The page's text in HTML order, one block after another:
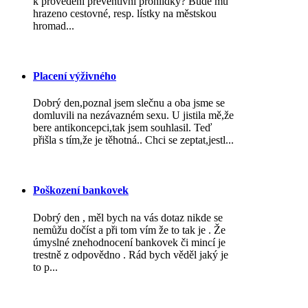
hrazeno cestovné, resp. lístky na městskou
hromad...
Placení výživného
Dobrý den,poznal jsem slečnu a oba jsme se
domluvili na nezávazném sexu. U jistila mě,že
bere antikoncepci,tak jsem souhlasil. Teď
přišla s tím,že je těhotná.. Chci se zeptat,jestl...
Poškození bankovek
Dobrý den , měl bych na vás dotaz nikde se
nemůžu dočíst a při tom vím že to tak je . Že
úmyslné znehodnocení bankovek či mincí je
trestně z odpovědno . Rád bych věděl jaký je
to p...